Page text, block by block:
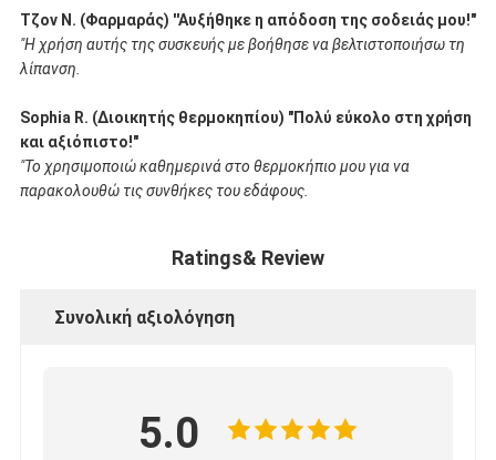
Τζον Ν. (Φαρμαράς) ′′Αυξήθηκε η απόδοση της σοδειάς μου!"
"Η χρήση αυτής της συσκευής με βοήθησε να βελτιστοποιήσω τη
λίπανση.
Sophia R. (Διοικητής θερμοκηπίου) "Πολύ εύκολο στη χρήση
και αξιόπιστο!"
"Το χρησιμοποιώ καθημερινά στο θερμοκήπιο μου για να
παρακολουθώ τις συνθήκες του εδάφους.
Ratings& Review
Συνολική αξιολόγηση
5.0